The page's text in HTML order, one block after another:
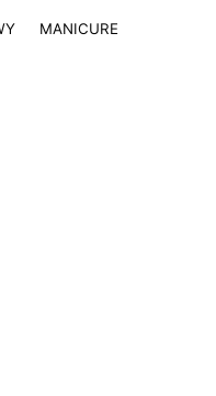
MANICURE